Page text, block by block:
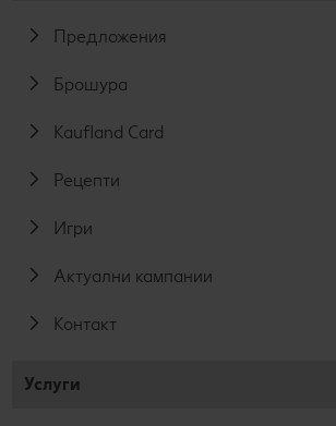
Предложения
Брошура
Kaufland Card
Рецепти
Игри
Актуални кампании
Контакт
Услуги